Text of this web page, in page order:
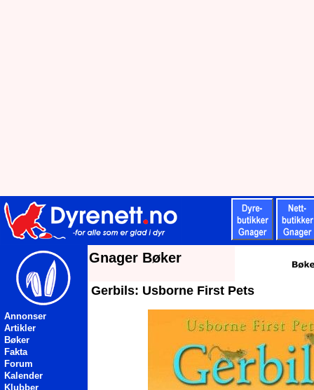
Annonser
Artikler
Bøker
Fakta
Forum
Kalender
Klubber
Gnager Bøker
Gerbils: Usborne First Pets